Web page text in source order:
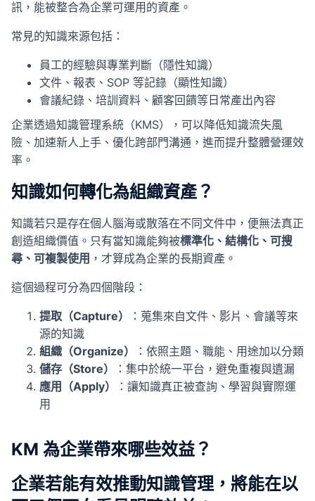
訊，能被整合為企業可運用的資產。
常見的知識來源包括：
員工的經驗與專業判斷（隱性知識）
文件、報表、SOP 等記錄（顯性知識）
會議紀錄、培訓資料、顧客回饋等日常產出內容
企業透過知識管理系統（KMS），可以降低知識流失風
險、加速新人上手、優化跨部門溝通，進而提升整體營運效
率。
知識如何轉化為組織資產？
知識若只是存在個人腦海或散落在不同文件中，便無法真正
創造組織價值。只有當知識能夠被標準化、結構化、可搜
尋、可複製使用 ，才算成為企業的長期資產。
這個過程可分為四個階段：
提取（Capture）
：蒐集來自文件、影片、會議等來
源的知識
組織（Organize）
：依照主題、職能、用途加以分類
儲存（Store）
：集中於統一平台，避免重複與遺漏
應用（Apply）
：讓知識真正被查詢、學習與實際運
用
KM 為企業帶來哪些效益？
企業若能有效推動知識管理，將能在以